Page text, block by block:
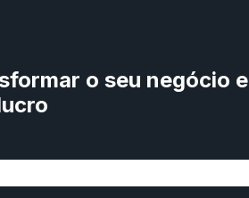
o seu negócio e